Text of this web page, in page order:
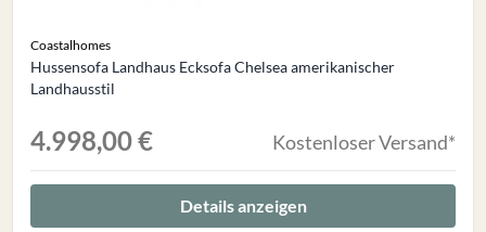
Coastalhomes
Hussensofa Landhaus Ecksofa Chelsea amerikanischer
Landhausstil
4.998,00 € Kostenloser Versand*
Details anzeigen